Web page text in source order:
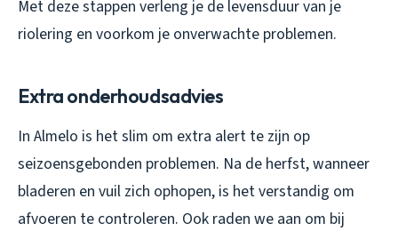
Met deze stappen verleng je de levensduur van je
riolering en voorkom je onverwachte problemen.
Extra onderhoudsadvies
In Almelo is het slim om extra alert te zijn op
seizoensgebonden problemen. Na de herfst, wanneer
bladeren en vuil zich ophopen, is het verstandig om
afvoeren te controleren. Ook raden we aan om bij